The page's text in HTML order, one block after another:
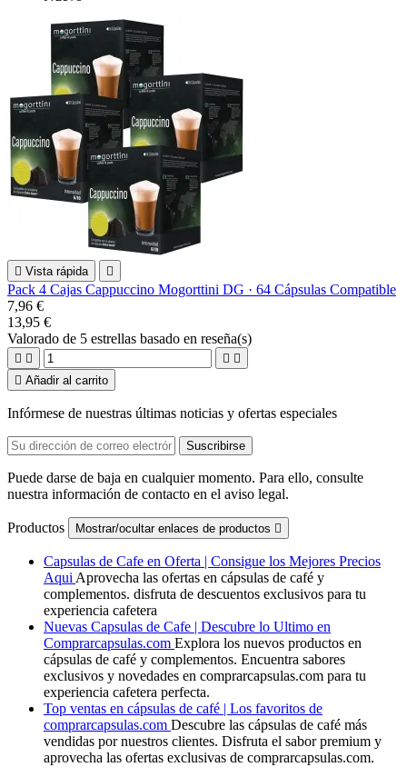
 Vista rápida 
Pack 4 Cajas Cappuccino Mogorttini DG · 64 Cápsulas Compatible
7,96 €
13,95 €
Valorado de 5 estrellas basado en reseña(s)
   
 Añadir al carrito
Infórmese de nuestras últimas noticias y ofertas especiales
Puede darse de baja en cualquier momento. Para ello, consulte
nuestra información de contacto en el aviso legal.
Productos Mostrar/ocultar enlaces de productos 
Capsulas de Cafe en Oferta | Consigue los Mejores Precios
Aqui Aprovecha las ofertas en cápsulas de café y
complementos. disfruta de descuentos exclusivos para tu
experiencia cafetera
Nuevas Capsulas de Cafe | Descubre lo Ultimo en
Comprarcapsulas.com Explora los nuevos productos en
cápsulas de café y complementos. Encuentra sabores
exclusivos y novedades en comprarcapsulas.com para tu
experiencia cafetera perfecta.
Top ventas en cápsulas de café | Los favoritos de
comprarcapsulas.com Descubre las cápsulas de café más
vendidas por nuestros clientes. Disfruta el sabor premium y
aprovecha las ofertas exclusivas de comprarcapsulas.com.